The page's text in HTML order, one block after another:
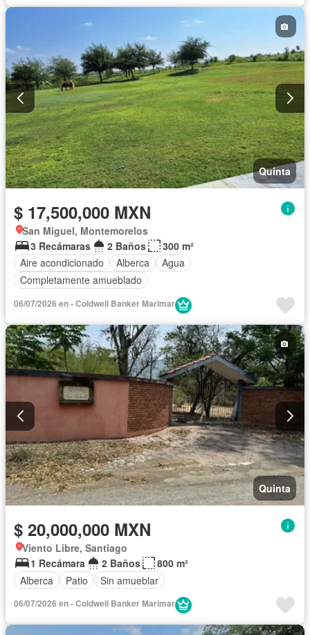
Quinta
$ 17,500,000 MXN
San Miguel, Montemorelos
3 Recámaras
2 Baños
300 m²
Aire acondicionado
Alberca
Agua
Completamente amueblado
06/07/2026 en - Coldwell Banker Marimar
Quinta
$ 20,000,000 MXN
Viento Libre, Santiago
1 Recámara
2 Baños
800 m²
Alberca
Patio Sin amueblar
06/07/2026 en - Coldwell Banker Marimar